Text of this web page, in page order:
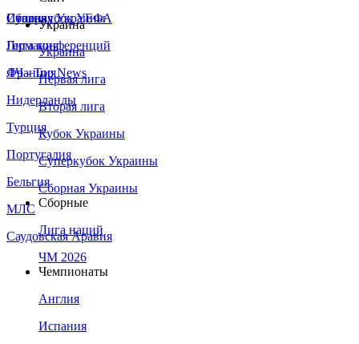
Сборная Украины
Италия
Германия
Франция
Нидерланды
Турция
Португалия
Бельгия
МЛС
Саудовская Аравия
Суперкубок УЕФА
Лига конференций
ЛЧ - Top News
Украина
Украина
Первая лига
Вторая лига
Кубок Украины
Суперкубок Украины
Сборная Украины
Сборные
Лига наций
ЧМ 2026
Чемпионаты
Англия
Испания